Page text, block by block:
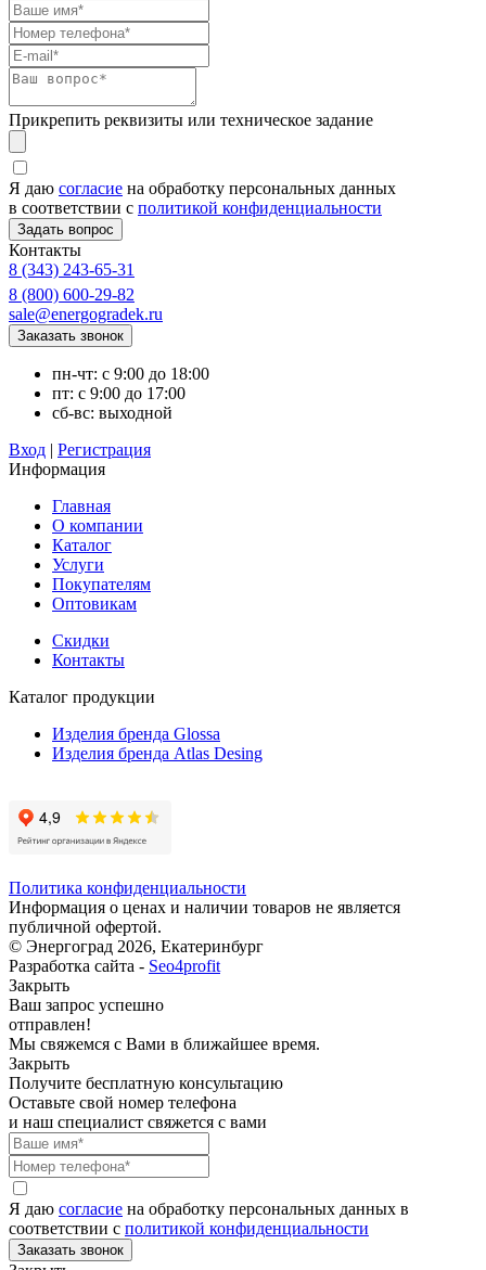
Прикрепить реквизиты или техническое задание
Я даю согласие на обработку персональных данных
в соответствии с политикой конфиденциальности
Контакты
8 (343) 243-65-31
8 (800) 600-29-82
sale@energogradek.ru
пн-чт: с 9:00 до 18:00
пт: с 9:00 до 17:00
сб-вс: выходной
Вход | Регистрация
Информация
Главная
О компании
Каталог
Услуги
Покупателям
Оптовикам
Скидки
Контакты
Каталог продукции
Изделия бренда Glossa
Изделия бренда Atlas Desing
Политика конфиденциальности
Информация о ценах и наличии товаров не является
публичной офертой.
© Энергоград 2026, Екатеринбург
Разработка сайта - Seo4profit
Закрыть
Ваш запрос успешно
отправлен!
Мы свяжемся с Вами в ближайшее время.
Закрыть
Получите бесплатную консультацию
Оставьте свой номер телефона
и наш специалист свяжется с вами
Я даю согласие на обработку персональных данных в
соответствии с политикой конфиденциальности